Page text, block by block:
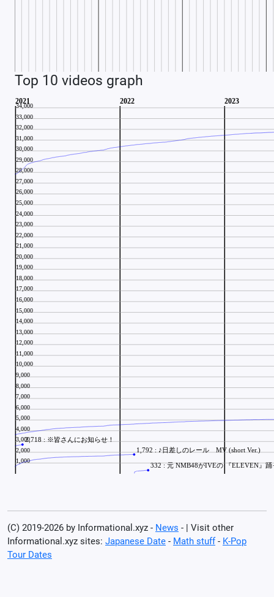
Top 10 videos graph
(C) 2019-2026 by Informational.xyz - News - | Visit other
Informational.xyz sites: Japanese Date - Math stuff- K-Pop
Tour Dates